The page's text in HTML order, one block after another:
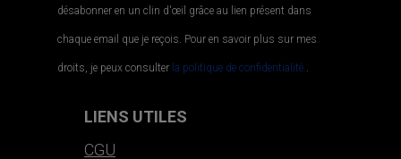
désabonner en un clin d'œil grâce au lien présent dans
chaque email que je reçois. Pour en savoir plus sur mes
droits, je peux consulter la politique de confidentialité..
LIENS UTILES
CGU